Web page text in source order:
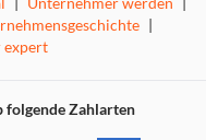
|
expert
Zahlarten